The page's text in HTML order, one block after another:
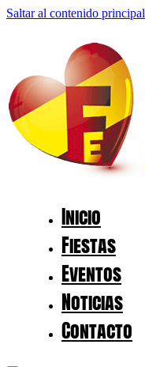
Saltar al contenido principal
Inicio
Fiestas
Eventos
Noticias
Contacto